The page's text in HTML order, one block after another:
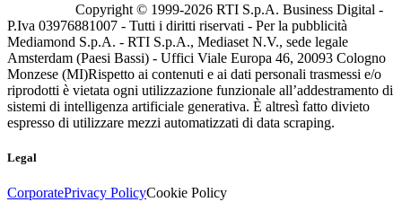
Copyright © 1999-2026 RTI S.p.A. Business Digital -
P.Iva 03976881007 - Tutti i diritti riservati - Per la pubblicità
Mediamond S.p.A. - RTI S.p.A., Mediaset N.V., sede legale
Amsterdam (Paesi Bassi) - Uffici Viale Europa 46, 20093 Cologno
Monzese (MI)Rispetto ai contenuti e ai dati personali trasmessi e/o
riprodotti è vietata ogni utilizzazione funzionale all’addestramento di
sistemi di intelligenza artificiale generativa. È altresì fatto divieto
espresso di utilizzare mezzi automatizzati di data scraping.
Legal
CorporatePrivacy PolicyCookie Policy